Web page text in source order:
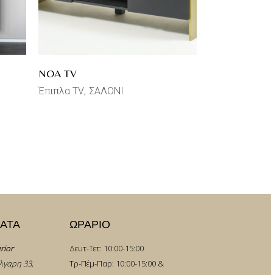
NOA TV
Έπιπλα TV ΣΑΛΟΝΙ
33,
ΩΡΑΡΙΟ
Δευτ-Τετ: 10:00-15:00
Τρ-Πέμ-Παρ: 10:00-15:00 &